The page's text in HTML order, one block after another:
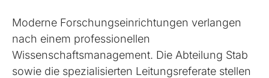
Moderne Forschungseinrichtungen verlangen
nach einem professionellen
Wissenschaftsmanagement. Die Abteilung Stab
sowie die spezialisierten Leitungsreferate stellen